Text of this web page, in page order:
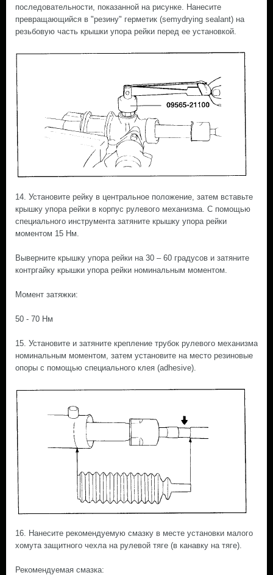
последовательности, показанной на рисунке. Нанесите
превращающийся в "резину" герметик (semydrying sealant) на
резьбовую часть крышки упора рейки перед ее установкой.
14. Установите рейку в центральное положение, затем вставьте
крышку упора рейки в корпус рулевого механизма. С помощью
специального инструмента затяните крышку упора рейки
моментом 15 Нм.
Выверните крышку упора рейки на 30 – 60 градусов и затяните
контргайку крышки упора рейки номинальным моментом.
Момент затяжки:
50 - 70 Нм
15. Установите и затяните крепление трубок рулевого механизма
номинальным моментом, затем установите на место резиновые
опоры с помощью специального клея (adhesive).
16. Нанесите рекомендуемую смазку в месте установки малого
хомута защитного чехла на рулевой тяге (в канавку на тяге).
Рекомендуемая смазка: